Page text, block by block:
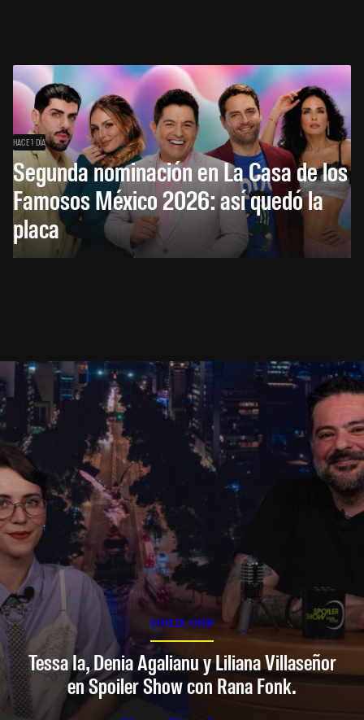
HACE 1 DÍA
Segunda nominación en La Casa de los
Famosos México 2026: así quedó la
placa
SPOILER SHOW
Tessa Ia, Denia Agalianu y Liliana Villaseñor
en Spoiler Show con Rana Fonk.